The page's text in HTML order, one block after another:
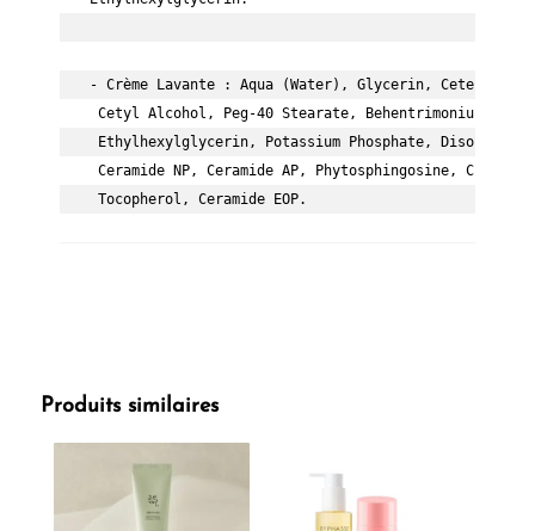
- Crème Lavante : Aqua (Water), Glycerin, Cetearyl
Cetyl Alcohol, Peg-40 Stearate, Behentrimonium
Ethylhexylglycerin, Potassium Phosphate, Disodium
Ceramide NP, Ceramide AP, Phytosphingosine,
Tocopherol, Ceramide EOP.
Produits similaires